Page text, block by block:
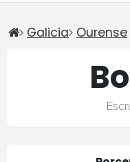
Galicia Ourense